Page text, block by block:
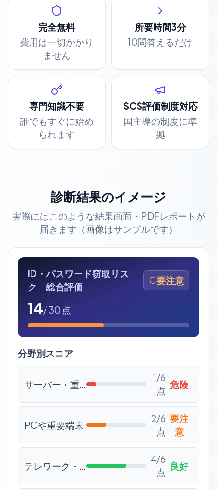
完全無料
費用は一切かかり
ません
所要時間3分
10問答えるだけ
専門知識不要
誰でもすぐに始め
られます
SCS評価制度対応
国主導の制度に準
拠
診断結果のイメージ
実際にはこのような結果画面・PDFレポートが
届きます（画像はサンプルです）
ID・パスワード窃取リス
ク 総合評価
要注意
14/ 30 点
分野別スコア
サーバー・重要システム
1/6
点
危険
PCや重要端末
2/6
点
要注
意
テレワーク・リモートアクセス
4/6
点
良好